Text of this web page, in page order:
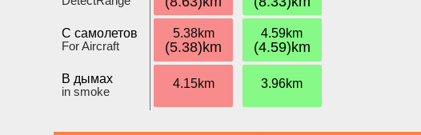
С самолетов
For Aircraft
В дымах
in smoke
5.38km
(5.38)km
4.15km
4.59km
(4.59)km
3.96km